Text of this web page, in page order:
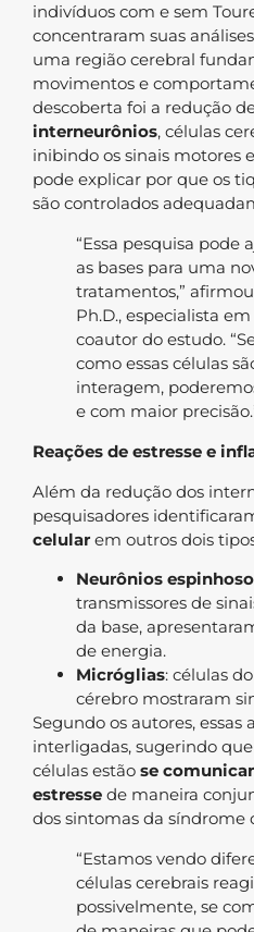
indivíduos com e sem
concentraram suas
uma região cerebral
movimentos e
descoberta foi a redução
interneurônios, células
inibindo os sinais motores
pode explicar por que os
são controlados
“Essa pesquisa pode
as bases para uma
tratamentos,”
Ph.D., especialista
coautor do estudo.
como essas células
interagem,
e com maior
Reações de estresse e
Além da redução dos
pesquisadores
celular em outros dois
Neurônios
transmissores de
da base,
de energia.
Micróglias: células
cérebro mostraram
Segundo os autores, essas
interligadas, sugerindo
células estão se
estresse de maneira
dos sintomas da síndrome
“Estamos vendo
células cerebrais
possivelmente, se